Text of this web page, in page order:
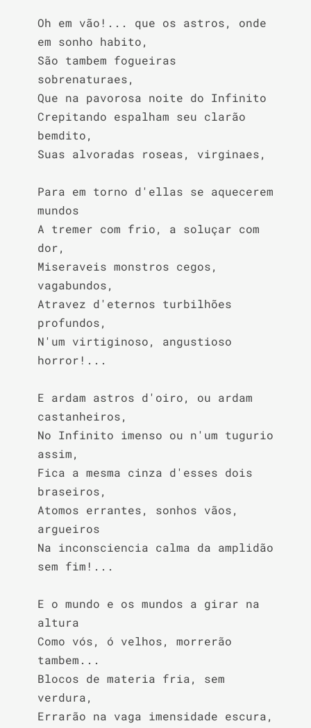
Oh em vão!... que os astros, onde
em sonho habito,
São tambem fogueiras
sobrenaturaes,
Que na pavorosa noite do Infinito
Crepitando espalham seu clarão
bemdito,
Suas alvoradas roseas, virginaes,
Para em torno d'ellas se aquecerem
mundos
A tremer com frio, a soluçar com
dor,
Miseraveis monstros cegos,
vagabundos,
Atravez d'eternos turbilhões
profundos,
N'um virtiginoso, angustioso
horror!...
E ardam astros d'oiro, ou ardam
castanheiros,
No Infinito imenso ou n'um tugurio
assim,
Fica a mesma cinza d'esses dois
braseiros,
Atomos errantes, sonhos vãos,
argueiros
Na inconsciencia calma da amplidão
sem fim!...
E o mundo e os mundos a girar na
altura
Como vós, ó velhos, morrerão
tambem...
Blocos de materia fria, sem
verdura,
Errarão na vaga imensidade escura,